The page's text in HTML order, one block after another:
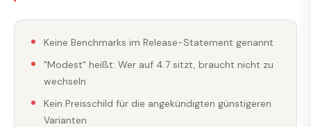
Keine Benchmarks im Release-Statement genannt
"Modest" heißt: Wer auf 4.7 sitzt, braucht nicht zu
wechseln
Kein Preisschild für die angekündigten günstigeren
Varianten